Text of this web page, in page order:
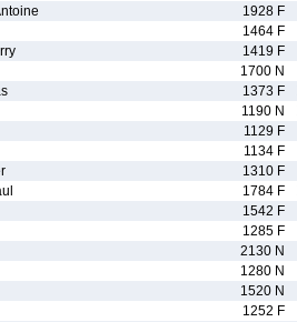
1928 F
1464 F
1419 F
1700 N
1373 F
1190 N
1129 F
1134 F
1310 F
1784 F
1542 F
1285 F
2130 N
1280 N
1520 N
1252 F